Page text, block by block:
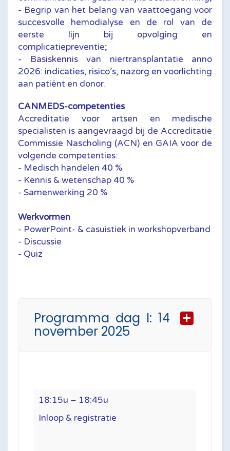
- Begrip van het belang van vaattoegang voor
succesvolle hemodialyse en de rol van de
eerste lijn bij opvolging en
complicatiepreventie;
- Basiskennis van niertransplantatie anno
2026: indicaties, risico’s, nazorg en voorlichting
aan patiënt en donor.
CANMEDS-competenties
Accreditatie voor artsen en medische
specialisten is aangevraagd bij de Accreditatie
Commissie Nascholing (ACN) en GAIA voor de
volgende competenties:
- Medisch handelen 40 %
- Kennis & wetenschap 40 %
- Samenwerking 20 %
Werkvormen
- PowerPoint- & casuistiek in workshopverband
- Discussie
- Quiz
Programma dag I: 14
november 2025
18:15u – 18:45u
Inloop & registratie